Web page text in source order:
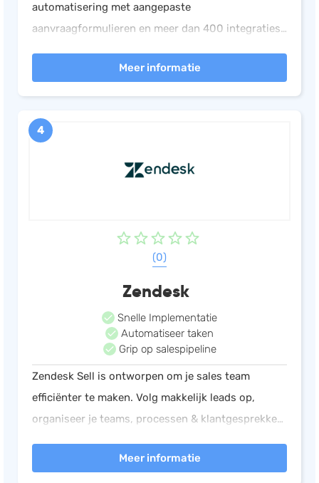
automatisering met aangepaste
aanvraagformulieren en meer dan 400 integraties
verkoop en klanttevredenheid met rapportage en
Meer informatie
4
(0)
Zendesk
Snelle Implementatie
Automatiseer taken
Grip op salespipeline
Zendesk Sell is ontworpen om je sales team
efficiënter te maken. Volg makkelijk leads op,
organiseer je teams, processen & klantgesprekken.
beslissingen & genereer meer omzet.
Meer informatie